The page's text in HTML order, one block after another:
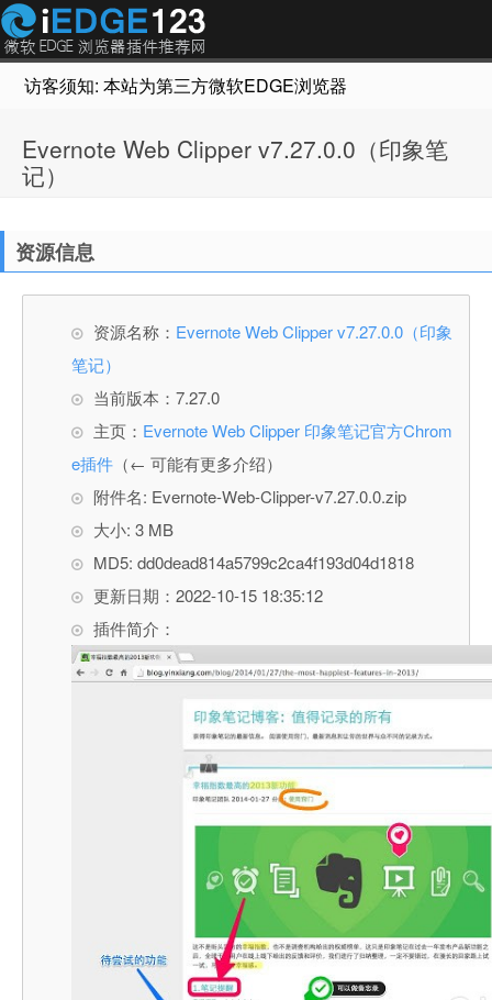
访客须知: 本站为第三方微软EDGE浏览器插件推荐网站，
Evernote Web Clipper v7.27.0.0（印象笔
记）
资源信息
资源名称： Evernote Web Clipper v7.27.0.0（印象
笔记）
当前版本：7.27.0
主页： Evernote Web Clipper 印象笔记官方Chrom
e插件 （← 可能有更多介绍）
附件名: Evernote-Web-Clipper-v7.27.0.0.zip
大小: 3 MB
MD5: dd0dead814a5799c2ca4f193d04d1818
更新日期：2022-10-15 18:35:12
插件简介：